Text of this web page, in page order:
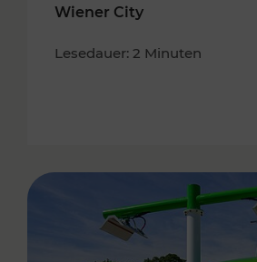
Wiener City
Lesedauer: 2 Minuten